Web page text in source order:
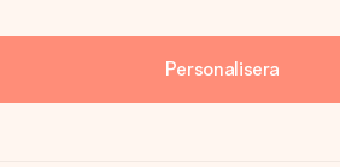
Personalisera